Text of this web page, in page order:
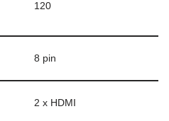
120
8 pin
2 x HDMI